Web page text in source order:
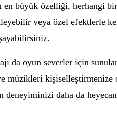
en büyük özelliği, herhangi
veya özel efektlerle
da oyun severler için
kişiselleştirmenize
deneyiminizi daha da